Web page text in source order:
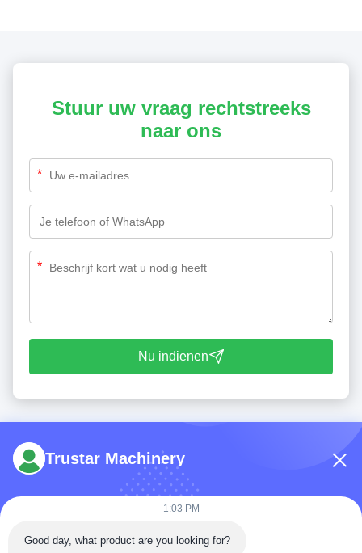
Stuur uw vraag rechtstreeks
naar ons
*
*
Nu indienen
Trustar Machinery
1:03 PM
Good day, what product are you looking for?